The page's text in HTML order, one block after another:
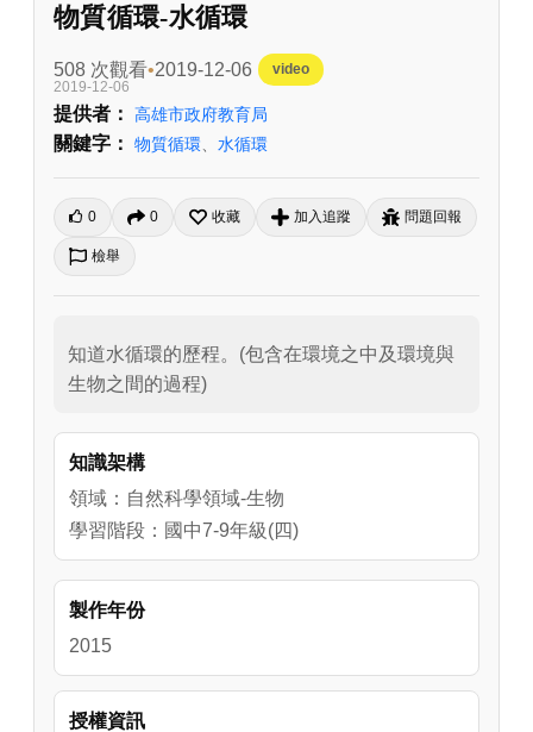
物質循環-水循環
508 次觀看 2019-12-06
video
2019-12-06
提供者： 高雄市政府教育局
關鍵字： 物質循環 水循環
0 0 收藏 加入追蹤 問題回報
檢舉
知道水循環的歷程。(包含在環境之中及環境與
生物之間的過程)
知識架構
領域：自然科學領域-生物
學習階段：國中7-9年級(四)
製作年份
2015
授權資訊